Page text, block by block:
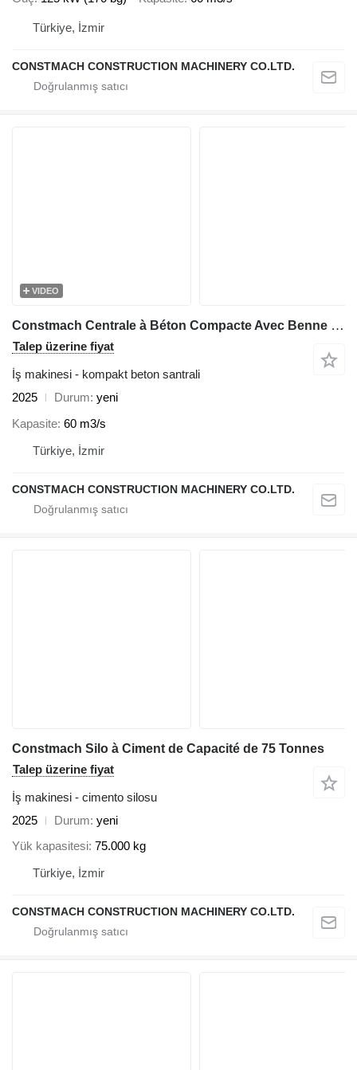
Türkiye, İzmir
CONSTMACH CONSTRUCTION MACHINERY CO.LTD.
VIDEO
Constmach Centrale à Béton Compacte Avec Benne 60 M3/H
Talep üzerine fiyat
İş makinesi - kompakt beton santrali
2025
Durum yeni
Kapasite 60 m3/s
Türkiye, İzmir
CONSTMACH CONSTRUCTION MACHINERY CO.LTD.
Constmach Silo à Ciment de Capacité de 75 Tonnes
Talep üzerine fiyat
İş makinesi - cimento silosu
2025
Durum yeni
Yük kapasitesi 75.000 kg
Türkiye, İzmir
CONSTMACH CONSTRUCTION MACHINERY CO.LTD.